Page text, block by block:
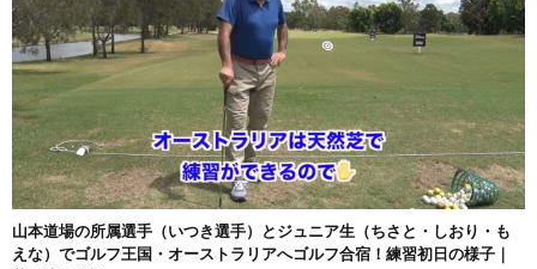
山本道場の所属選手（いつき選手）とジュニア生（ちさと・しおり・も
えな）でゴルフ王国・オーストラリアへゴルフ合宿！練習初日の様子｜